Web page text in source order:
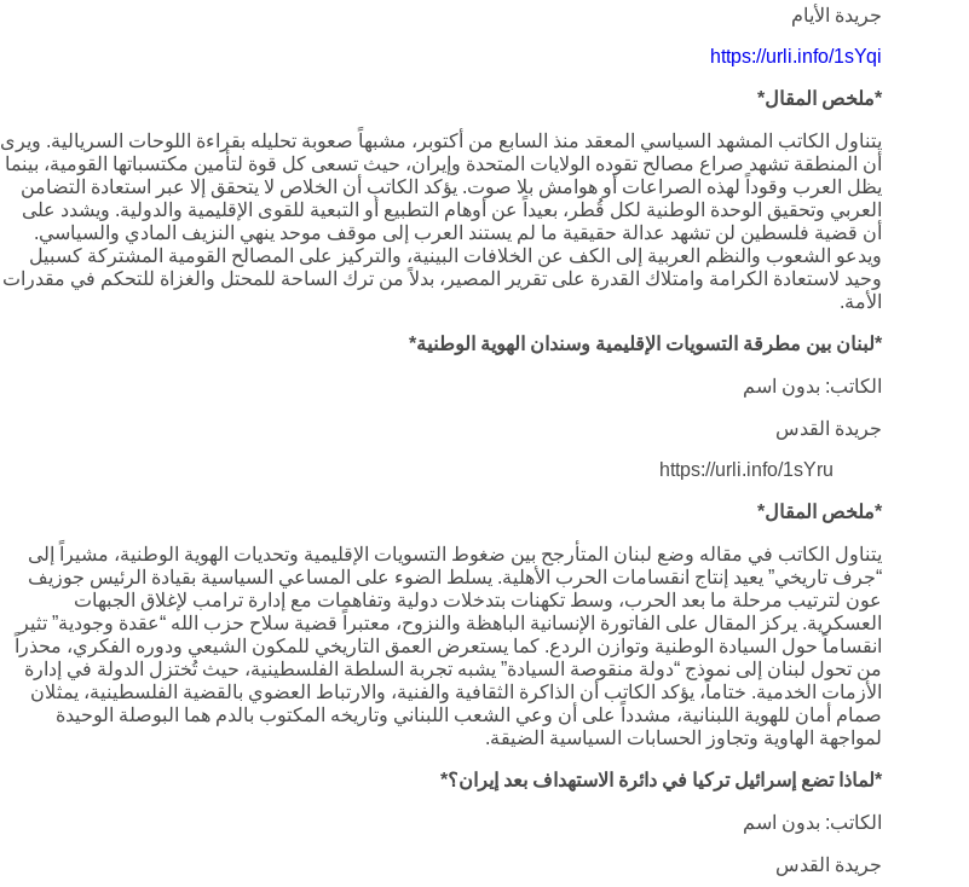
جريدة الأيام
https://urli.info/1sYqi
*ملخص المقال*
يتناول الكاتب المشهد السياسي المعقد منذ السابع من أكتوبر، مشبهاً صعوبة تحليله بقراءة اللوحات السريالية. ويرى
أن المنطقة تشهد صراع مصالح تقوده الولايات المتحدة وإيران، حيث تسعى كل قوة لتأمين مكتسباتها القومية، بينما
يظل العرب وقوداً لهذه الصراعات أو هوامش بلا صوت. يؤكد الكاتب أن الخلاص لا يتحقق إلا عبر استعادة التضامن
العربي وتحقيق الوحدة الوطنية لكل قُطر، بعيداً عن أوهام التطبيع أو التبعية للقوى الإقليمية والدولية. ويشدد على
أن قضية فلسطين لن تشهد عدالة حقيقية ما لم يستند العرب إلى موقف موحد ينهي النزيف المادي والسياسي.
ويدعو الشعوب والنظم العربية إلى الكف عن الخلافات البينية، والتركيز على المصالح القومية المشتركة كسبيل
وحيد لاستعادة الكرامة وامتلاك القدرة على تقرير المصير، بدلاً من ترك الساحة للمحتل والغزاة للتحكم في مقدرات
الأمة.
*لبنان بين مطرقة التسويات الإقليمية وسندان الهوية الوطنية*
الكاتب: بدون اسم
جريدة القدس
https://urli.info/1sYru
*ملخص المقال*
يتناول الكاتب في مقاله وضع لبنان المتأرجح بين ضغوط التسويات الإقليمية وتحديات الهوية الوطنية، مشيراً إلى
“جرف تاريخي” يعيد إنتاج انقسامات الحرب الأهلية. يسلط الضوء على المساعي السياسية بقيادة الرئيس جوزيف
عون لترتيب مرحلة ما بعد الحرب، وسط تكهنات بتدخلات دولية وتفاهمات مع إدارة ترامب لإغلاق الجبهات
العسكرية. يركز المقال على الفاتورة الإنسانية الباهظة والنزوح، معتبراً قضية سلاح حزب الله “عقدة وجودية” تثير
انقساماً حول السيادة الوطنية وتوازن الردع. كما يستعرض العمق التاريخي للمكون الشيعي ودوره الفكري، محذراً
من تحول لبنان إلى نموذج “دولة منقوصة السيادة” يشبه تجربة السلطة الفلسطينية، حيث تُختزل الدولة في إدارة
الأزمات الخدمية. ختاماً، يؤكد الكاتب أن الذاكرة الثقافية والفنية، والارتباط العضوي بالقضية الفلسطينية، يمثلان
صمام أمان للهوية اللبنانية، مشدداً على أن وعي الشعب اللبناني وتاريخه المكتوب بالدم هما البوصلة الوحيدة
لمواجهة الهاوية وتجاوز الحسابات السياسية الضيقة.
*لماذا تضع إسرائيل تركيا في دائرة الاستهداف بعد إيران؟*
الكاتب: بدون اسم
جريدة القدس